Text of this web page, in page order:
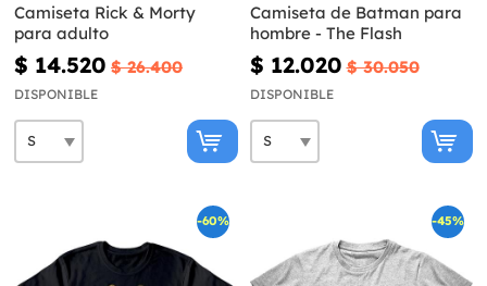
Camiseta Rick & Morty
para adulto
$ 14.520 $ 26.400
DISPONIBLE
Camiseta de Batman para
hombre - The Flash
$ 12.020 $ 30.050
DISPONIBLE
-60% -45%